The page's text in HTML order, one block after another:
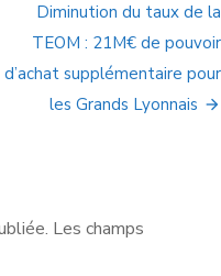
Diminution du taux de la
TEOM : 21M€ de pouvoir
d’achat supplémentaire pour
les Grands Lyonnais
Les champs